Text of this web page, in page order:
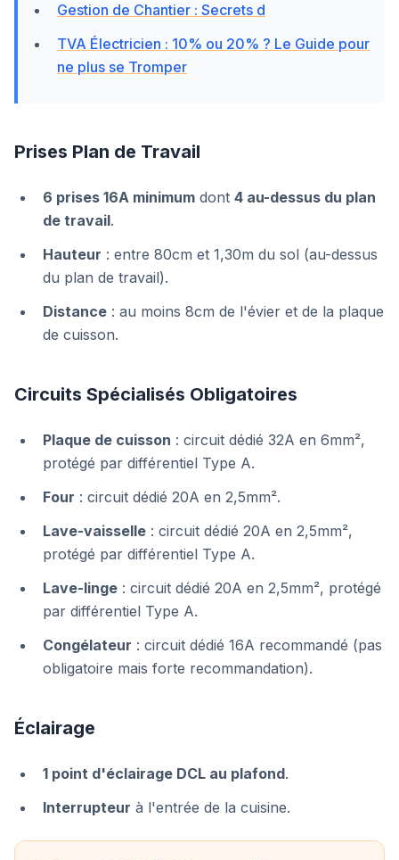
Gestion de Chantier : Secrets d
TVA Électricien : 10% ou 20% ? Le Guide pour
ne plus se Tromper
Prises Plan de Travail
6 prises 16A minimum dont 4 au-dessus du plan
de travail.
Hauteur : entre 80cm et 1,30m du sol (au-dessus
du plan de travail).
Distance : au moins 8cm de l'évier et de la plaque
de cuisson.
Circuits Spécialisés Obligatoires
Plaque de cuisson : circuit dédié 32A en 6mm²,
protégé par différentiel Type A.
Four : circuit dédié 20A en 2,5mm².
Lave-vaisselle : circuit dédié 20A en 2,5mm²,
protégé par différentiel Type A.
Lave-linge : circuit dédié 20A en 2,5mm², protégé
par différentiel Type A.
Congélateur : circuit dédié 16A recommandé (pas
obligatoire mais forte recommandation).
Éclairage
1 point d'éclairage DCL au plafond.
Interrupteur à l'entrée de la cuisine.